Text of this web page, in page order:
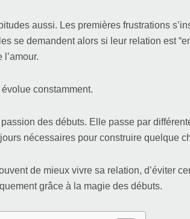
aussi. Les premières frustrations
se demandent alors si leur relation est
constamment.
des débuts. Elle passe par
nécessaires pour construire quelque
de mieux vivre sa relation, d’éviter
grâce à la magie des débuts.